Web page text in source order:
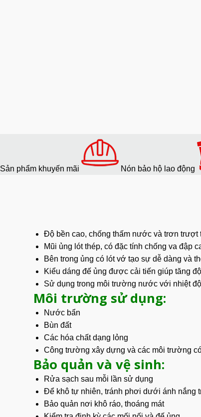
Độ bền cao, chống thấm nước và trơn trượt
Mũi ủng lót thép, có đặc tính chống va đập
Bên trong ủng có lót vớ tạo sự dễ dàng và
Kiểu dáng đế ủng được cải tiến giúp tăng
Sử dụng trong môi trường nước với nhiệt
Môi trường sử dụng:
Nước bẩn
Bùn đất
Các hóa chất dạng lỏng
Công trường xây dựng và các môi trường
Bảo quản và vệ sinh:
Rửa sạch sau mỗi lần sử dụng
Để khô tự nhiên, tránh phơi dưới ánh nắng
Bảo quản nơi khô ráo, thoáng mát
Sản phẩm khuyến mãi Nón bảo hộ lao động